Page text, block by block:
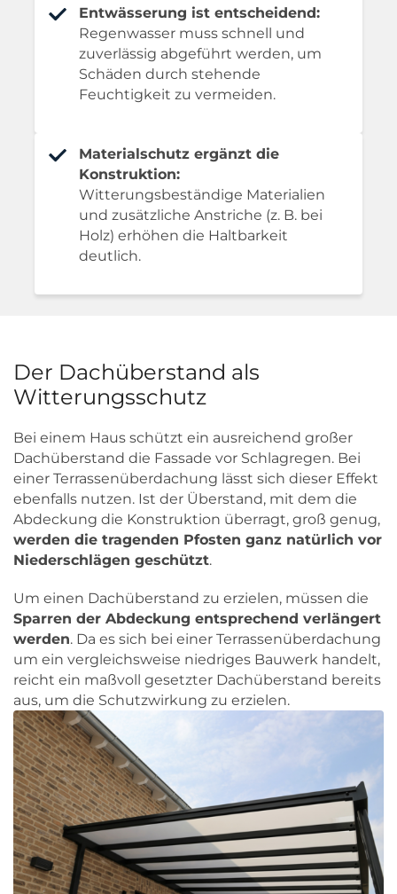
Entwässerung ist entscheidend:
Regenwasser muss schnell und
zuverlässig abgeführt werden, um
Schäden durch stehende
Feuchtigkeit zu vermeiden.
Materialschutz ergänzt die
Konstruktion:
Witterungsbeständige Materialien
und zusätzliche Anstriche (z. B. bei
Holz) erhöhen die Haltbarkeit
deutlich.
Der Dachüberstand als
Witterungsschutz
Bei einem Haus schützt ein ausreichend großer
Dachüberstand die Fassade vor Schlagregen. Bei
einer Terrassenüberdachung lässt sich dieser Effekt
ebenfalls nutzen. Ist der Überstand, mit dem die
Abdeckung die Konstruktion überragt, groß genug,
werden die tragenden Pfosten ganz natürlich vor
Niederschlägen geschützt.
Um einen Dachüberstand zu erzielen, müssen die
Sparren der Abdeckung entsprechend verlängert
werden. Da es sich bei einer Terrassenüberdachung
um ein vergleichsweise niedriges Bauwerk handelt,
reicht ein maßvoll gesetzter Dachüberstand bereits
aus, um die Schutzwirkung zu erzielen.